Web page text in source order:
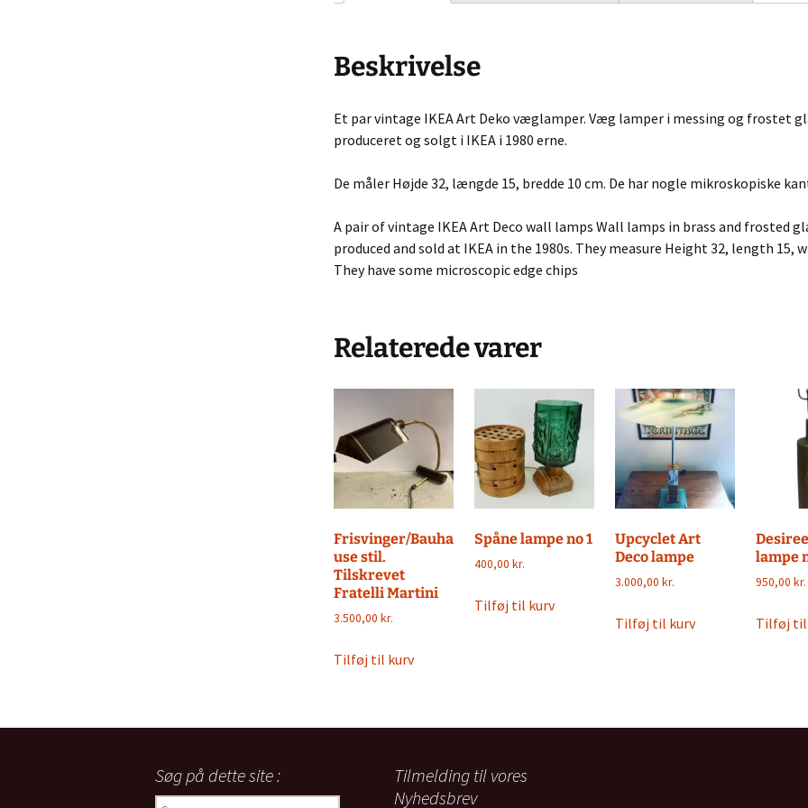
Legetøj & Bøger
Solgt / Sold
Handelsbetingelser
Beskrivelse
Et par vintage IKEA Art Deko væglamper. Væg lamper i messing og frostet
produceret og solgt i IKEA i 1980 erne.
De måler Højde 32, længde 15, bredde 10 cm. De har nogle mikroskopiske
A pair of vintage IKEA Art Deco wall lamps Wall lamps in brass and frosted
produced and sold at IKEA in the 1980s. They measure Height 32, length 15,
They have some microscopic edge chips
Relaterede varer
Frisvinger/Bauha
use stil.
Tilskrevet
Fratelli Martini
3.500,00 kr.
Tilføj til kurv
Spåne lampe no 1
400,00kr.
Tilføj til kurv
Upcyclet Art
Deco lampe
3.000,00kr.
Tilføj til kurv
lampe
950,00kr.
Tilføj til
Søg på dette site :
Søg
Tilmelding til vores
Nyhedsbrev